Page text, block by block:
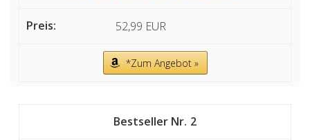
52,99 EUR
*Zum Angebot »
2